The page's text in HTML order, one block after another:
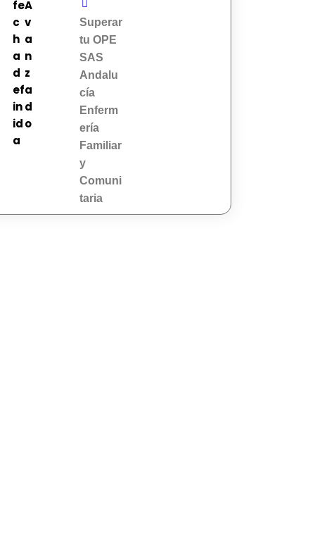
fe
c
h
a
d
ef
in
id
a
A
v
a
n
z
a
d
o
Superar
tu OPE
SAS
Andalu
cía
Enferm
ería
Familiar
y
Comuni
taria